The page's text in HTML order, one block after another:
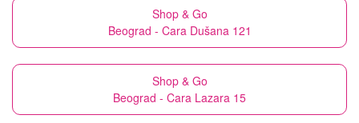
Shop & Go
Beograd - Cara Dušana 121
Shop & Go
Beograd - Cara Lazara 15